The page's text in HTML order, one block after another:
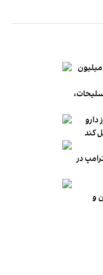
میانگین قیمت مسکن در تهران به متری ۲۴۰ میلیون
در
و